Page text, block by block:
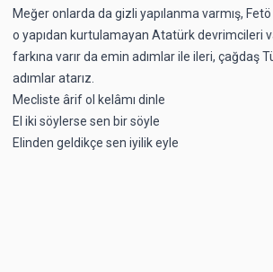
Meğer onlarda da gizli yapılanma varmış,
o yapıdan kurtulamayan Atatürk devrimcileri
farkına varır da emin adımlar ile ileri, çağdaş
adımlar atarız.
Mecliste ârif ol kelâmı dinle
El iki söylerse sen bir söyle
Elinden geldikçe sen iyilik eyle